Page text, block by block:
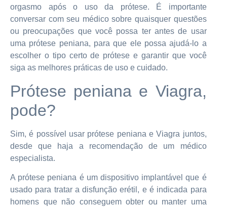
orgasmo após o uso da prótese. É importante
conversar com seu médico sobre quaisquer questões
ou preocupações que você possa ter antes de usar
uma prótese peniana, para que ele possa ajudá-lo a
escolher o tipo certo de prótese e garantir que você
siga as melhores práticas de uso e cuidado.
Prótese peniana e Viagra,
pode?
Sim, é possível usar prótese peniana e Viagra juntos,
desde que haja a recomendação de um médico
especialista.
A prótese peniana é um dispositivo implantável que é
usado para tratar a disfunção erétil, e é indicada para
homens que não conseguem obter ou manter uma